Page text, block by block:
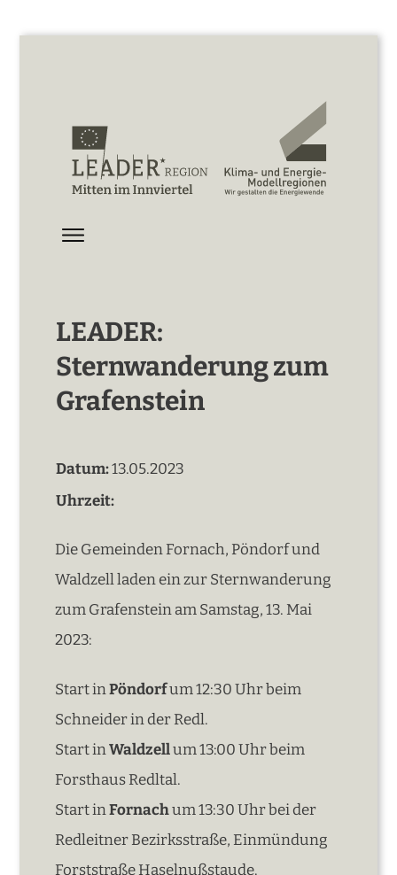
LEADER:
Sternwanderung zum
Grafenstein
Datum:13.05.2023
Uhrzeit:
Die Gemeinden Fornach, Pöndorf und
Waldzell laden ein zur Sternwanderung
zum Grafenstein am Samstag, 13. Mai
2023:
Start inPöndorfum 12:30 Uhr beim
Schneider in der Redl.
Start inWaldzellum 13:00 Uhr beim
Forsthaus Redltal.
Start inFornachum 13:30 Uhr bei der
Redleitner Bezirksstraße, Einmündung
Forststraße Haselnußstaude.